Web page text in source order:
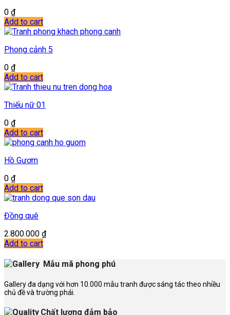
0 ₫
Add to cart
Phong cảnh 5
0 ₫
Add to cart
Thiếu nữ 01
0 ₫
Add to cart
Hồ Gươm
0 ₫
Add to cart
Đồng quê
2.800.000 ₫
Add to cart
Mẫu mã phong phú
Gallery đa dạng với hơn 10.000 mẫu tranh được sáng tác theo nhiều
chủ đề và trường phái.
Chất lượng đảm bảo